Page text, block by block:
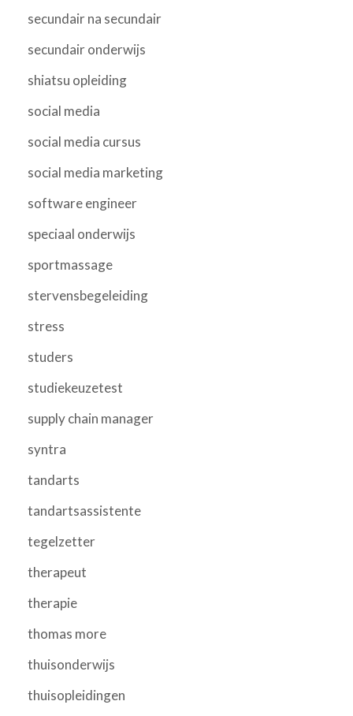
secundair na secundair
secundair onderwijs
shiatsu opleiding
social media
social media cursus
social media marketing
software engineer
speciaal onderwijs
sportmassage
stervensbegeleiding
stress
studers
studiekeuzetest
supply chain manager
syntra
tandarts
tandartsassistente
tegelzetter
therapeut
therapie
thomas more
thuisonderwijs
thuisopleidingen